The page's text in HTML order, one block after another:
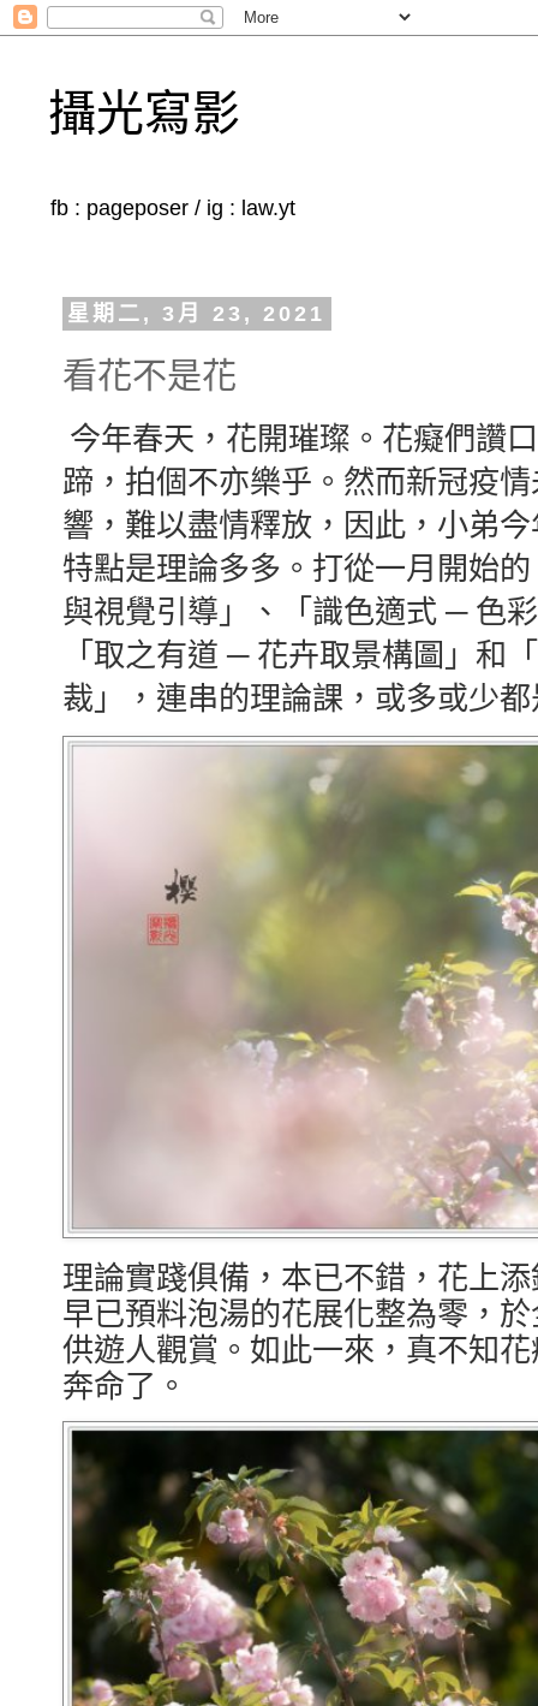
攝光寫影
fb : pageposer / ig : law.yt
星期二, 3月 23, 2021
看花不是花
今年春天，花開璀璨。花癡們讚
蹄，拍個不亦樂乎。然而新冠疫
響，難以盡情釋放，因此，小弟
特點是理論多多。打從一月開始
與視覺引導」、「識色適式 ─ 色
「取之有道 ─ 花卉取景構圖」和
裁」，連串的理論課，或多或少
理論實踐俱備，本已不錯，花上
早已預料泡湯的花展化整為零，
供遊人觀賞。如此一來，真不知
奔命了。